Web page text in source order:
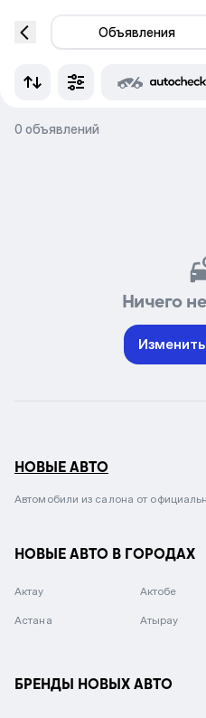
Объявления
0 объявлений
Ничего
НОВЫЕ АВТО
Автомобили из салона от
НОВЫЕ АВТО В ГОРОДАХ
Актау Актобе
Астана Атырау
БРЕНДЫ НОВЫХ АВТО